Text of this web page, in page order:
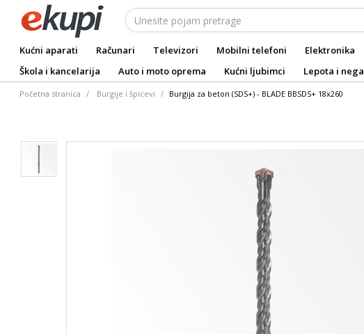
Kućni aparati Računari Televizori Mobilni telefoni Elektronika
Škola i kancelarija
Auto i moto oprema Kućni ljubimci Lepota i nega
Početna stranica Burgije i špicevi Burgija za beton (SDS+) - BLADE BBSDS+ 18x260